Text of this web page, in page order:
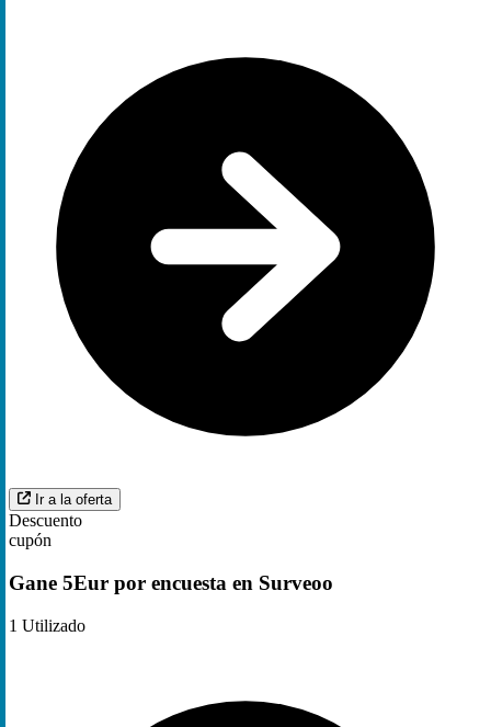
Ir a la oferta
Descuento
cupón
Gane 5Eur por encuesta en Surveoo
1 Utilizado